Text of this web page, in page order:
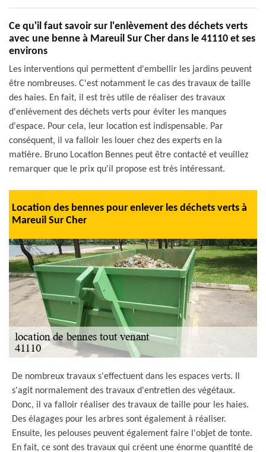
Ce qu'il faut savoir sur l'enlèvement des déchets verts
avec une benne à Mareuil Sur Cher dans le 41110 et ses
environs
Les interventions qui permettent d'embellir les jardins peuvent
être nombreuses. C'est notamment le cas des travaux de taille
des haies. En fait, il est très utile de réaliser des travaux
d'enlèvement des déchets verts pour éviter les manques
d'espace. Pour cela, leur location est indispensable. Par
conséquent, il va falloir les louer chez des experts en la
matière. Bruno Location Bennes peut être contacté et veuillez
remarquer que le prix qu'il propose est très intéressant.
Location des bennes pour enlever les déchets verts à
Mareuil Sur Cher
De nombreux travaux s'effectuent dans les espaces verts. Il
s'agit normalement des travaux d'entretien des végétaux.
Donc, il va falloir réaliser des travaux de taille pour les haies.
Des élagages pour les arbres sont également à réaliser.
Ensuite, les pelouses peuvent également faire l'objet de tonte.
En fait, ce sont des travaux qui créent une énorme quantité de